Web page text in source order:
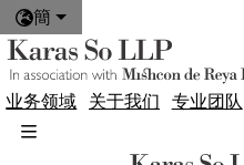
簡
业务领域 关于我们 专业团队